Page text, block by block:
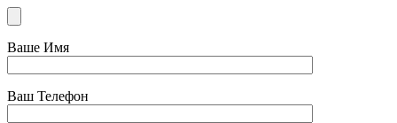
Ваше Имя
Ваш Телефон